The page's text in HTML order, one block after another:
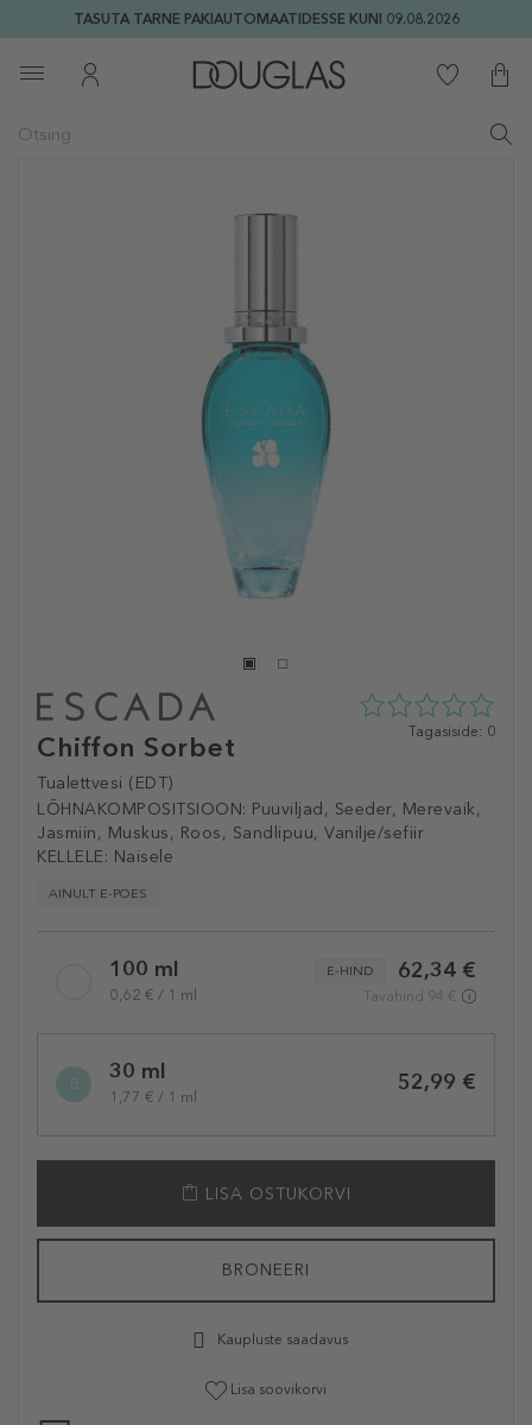
TASUTA TARNE PAKIAUTOMAATIDESSE KUNI 09.08.2026
Chiffon Sorbet
Tualettvesi (EDT)
LÕHNAKOMPOSITSIOON: Puuviljad, Seeder, Merevaik,
Jasmiin, Muskus, Roos, Sandlipuu, Vanilje/sefiir
KELLELE: Naisele
AINULT E-POES
0
tagasisidest
Tagasiside: 0
variation100 ml
0,62 € / 1 ml
62,34 €
E-HIND
Tavahind 94 €
30 ml
1,77 € / 1 ml
52,99 €
LISA OSTUKORVI
BRONEERI
Kaupluste saadavus
Lisa soovikorvi